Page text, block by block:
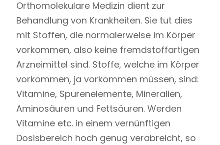
Orthomolekulare Medizin dient zur
Behandlung von Krankheiten. Sie tut dies
mit Stoffen, die normalerweise im Körper
vorkommen, also keine fremdstoffartigen
Arzneimittel sind. Stoffe, welche im Körper
vorkommen, ja vorkommen müssen, sind:
Vitamine, Spurenelemente, Mineralien,
Aminosäuren und Fettsäuren. Werden
Vitamine etc. in einem vernünftigen
Dosisbereich hoch genug verabreicht, so